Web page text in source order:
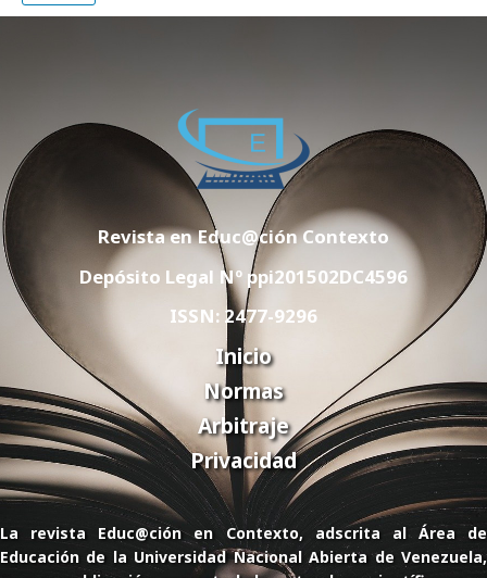
Revista en Educ@ción Contexto
Depósito Legal Nº ppi201502DC4596
ISSN: 2477-9296
Inicio
Normas
Arbitraje
Privacidad
La revista Educ@ción en Contexto, adscrita al Área de
Educación de la Universidad Nacional Abierta de Venezuela,